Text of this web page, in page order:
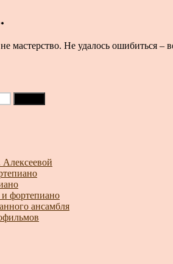
мастерство. Не удалось ошибиться
фортепиано
ансамбля